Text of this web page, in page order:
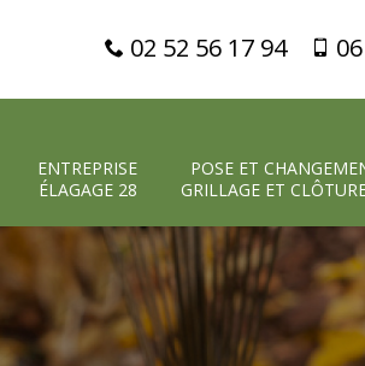
02 52 56 17 94
ENTREPRISE
ÉLAGAGE 28
POSE ET
GRILLAGE ET